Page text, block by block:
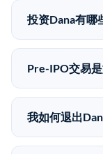
upmarket.co创
50,000美元。
自2019年以来
投资Dana有哪
Pre-IPO投资存
味着没有公开市
可能全部损失
可能大幅波动
Pre-IPO交易
在Pre-IPO交易
股东（如员工、
为FINRA注册
我如何退出
Pre-IPO持股主